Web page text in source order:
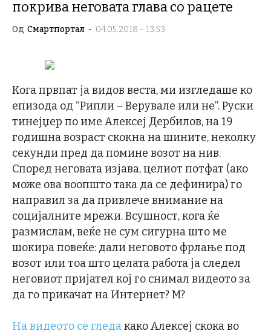
покрива неговата глава со рацете
Од Смартпортал - 04.05.2018 - 13:53
Кога првпат ја видов веста, ми изгледаше ко
епизода од “Рипли – Верувале или не”. Руски
тинејџер по име Алексеј Дербилов, на 19
годишна возраст скокна на шините, неколку
секунди пред да помине возот на нив.
Според неговата изјава, целиот потфат (ако
може ова воопшто така да се дефинира) го
направил за да привлече внимание на
социјалните мрежи. Всушност, кога ќе
размислам, веќе не сум сигурна што ме
шокира повеќе: дали неговото фрлање под
возот или тоа што целата работа ја следел
неговиот пријател кој го снимал видеото за
да го прикачат на Интернет? М?
На видеото се гледакако Алексеј скока во